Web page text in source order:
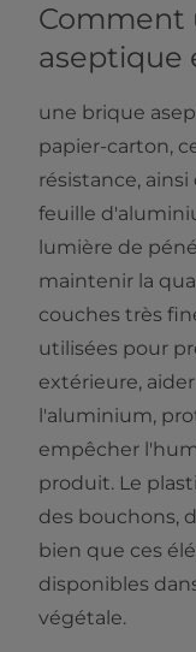
Comment
aseptique
une brique
papier-carton,
résistance,
feuille
lumière de
maintenir la
couches très
utilisées pour
extérieure,
l'aluminium,
empêcher
produit. Le
des bouchons,
bien que ces
disponibles
végétale.